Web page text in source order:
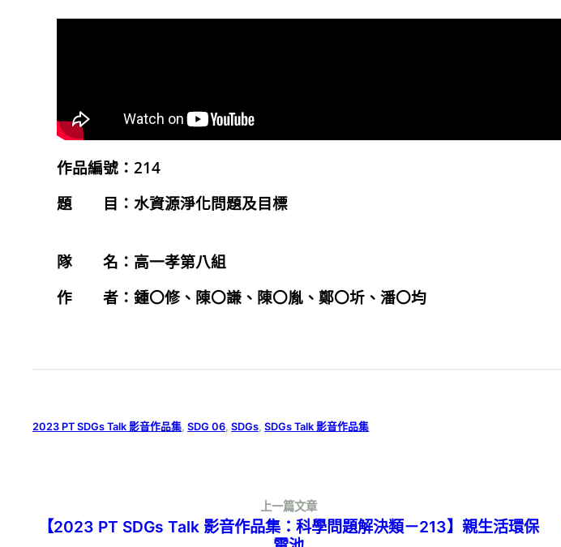
作品編號：214
題 目：水資源淨化問題及目標
隊 名： 高一孝第八組
作 者：鍾〇修、陳〇謙、陳〇胤、鄭〇圻、潘〇均
2023 PT SDGs Talk 影音作品集, SDG 06, SDGs, SDGs Talk 影音作品集
上一篇文章
【2023 PT SDGs Talk 影音作品集：科學問題解決類－213】親生活環保